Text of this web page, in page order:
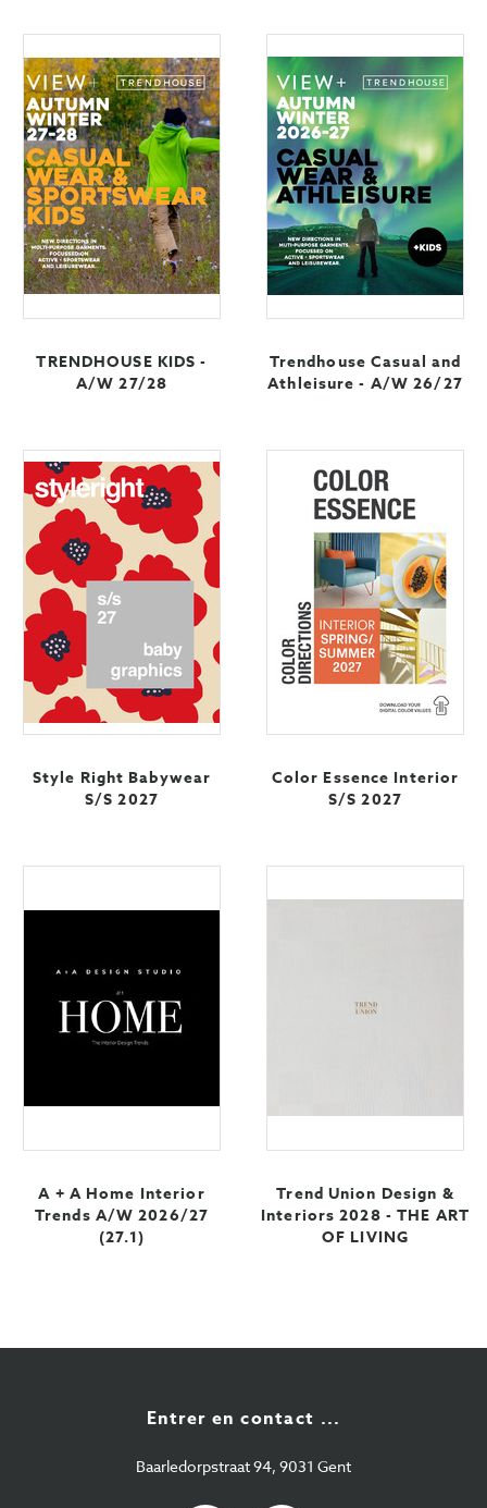
TRENDHOUSE KIDS -
A/W 27/28
Trendhouse Casual and
Athleisure - A/W 26/27
Style Right Babywear
S/S 2027
Color Essence Interior
S/S 2027
A + A Home Interior
Trends A/W 2026/27
(27.1)
Trend Union Design &
Interiors 2028 - THE ART
OF LIVING
Entrer en contact ...
Baarledorpstraat 94, 9031 Gent